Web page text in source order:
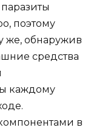
поэтому
же, обнаружив
средства
каждому
в